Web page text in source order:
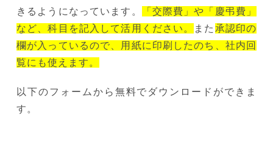
きるようになっています。
「交際費」や「慶弔費」
など、科目を記入して活用ください。
また 承認印の
欄が入っているので、用紙に印刷したのち、社内回
覧にも使えます。
以下のフォームから無料でダウンロードができま
す。